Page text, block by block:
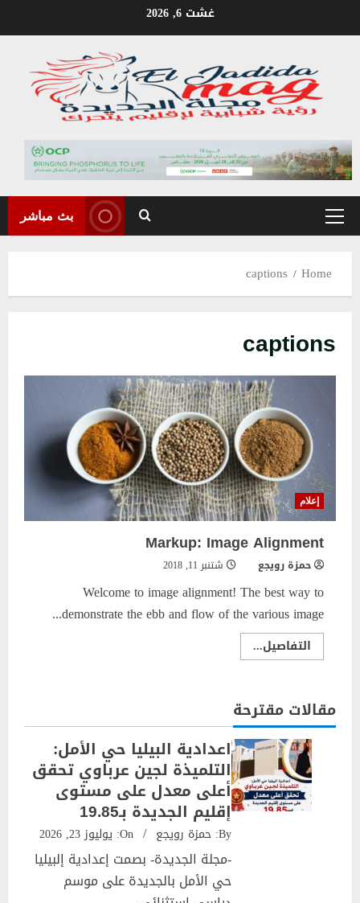
to
غشت 6, 2026
Primary
بث مباشر
Home
captions
captions
إعلام
Markup: Image Alignment
حمزة رويجع شتنبر 11, 2018
Welcome to image alignment! The best way to
demonstrate the ebb and flow of the various image...
التفاصيل...Read
more
Alignmentمقالات مقترحة
اعدادية البيليا حي الأمل:
التلميذة لجين عرباوي تحقق
أعلى معدل على مستوى
إقليم الجديدة بـ19.85
By: حمزة رويجع On: يوليوز 23, 2026
-مجلة الجديدة- بصمت إعدادية إلبيليا
حي الأمل بالجديدة على موسم